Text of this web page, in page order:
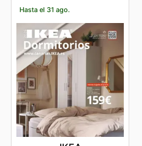
Hasta el 31 ago.